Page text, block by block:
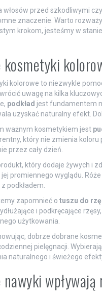
włosów przed szkodliwymi
znaczenie. Warto
krokom, jesteśmy w
kosmetyki
kolorowe to niezwykle
uwagę na kilka
podkład jest fundamentem
uzyskać naturalny efekt.
ważnym kosmetykiem jest
który nie zmienia koloru
przez cały dzień.
który dodaje żywych i
jej promiennego wyglądu. Róże
podkładem.
zapomnieć o tuszu do
i podkręcające
użytkowania.
dobrze dobrane
pielęgnacji.
naturalnego i świeżego
nawyki